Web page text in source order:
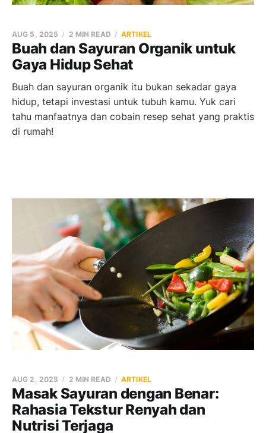
Buah dan Sayuran Organik untuk
Gaya Hidup Sehat
AUG 5, 2025 2 MIN READ ARTIKEL
Buah dan sayuran organik itu bukan sekadar gaya
hidup, tetapi investasi untuk tubuh kamu. Yuk cari
tahu manfaatnya dan cobain resep sehat yang praktis
di rumah!
Masak Sayuran dengan Benar:
Rahasia Tekstur Renyah dan
Nutrisi Terjaga
AUG 2, 2025 2 MIN READ ARTIKEL